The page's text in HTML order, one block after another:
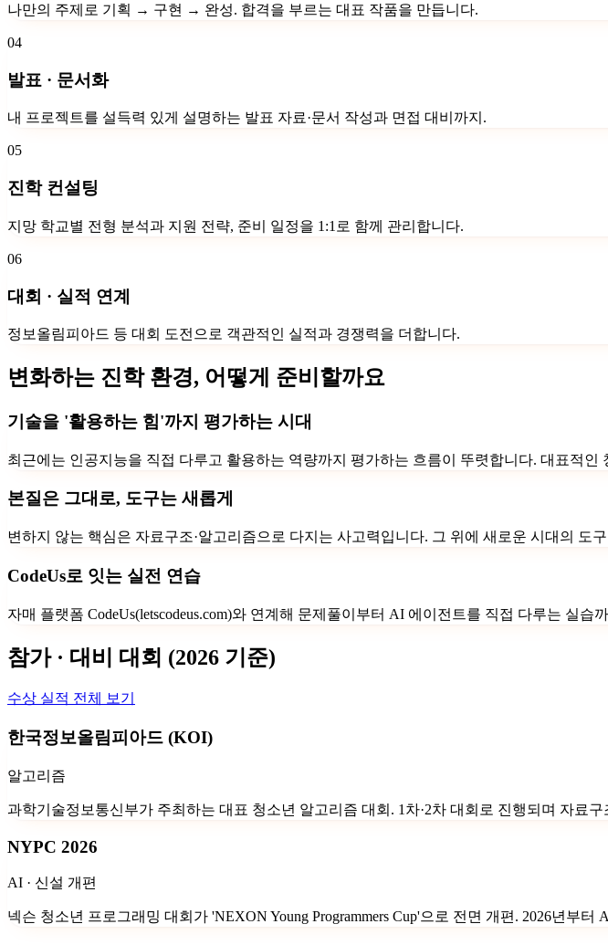
나만의 주제로 기획 → 구현 → 완성. 합격을 부르는 대표 작품을 만듭니다.
04
발표 · 문서화
내 프로젝트를 설득력 있게 설명하는 발표 자료·문서 작성과 면접 대비까지.
05
진학 컨설팅
지망 학교별 전형 분석과 지원 전략, 준비 일정을 1:1로 함께 관리합니다.
06
대회 · 실적 연계
정보올림피아드 등 대회 도전으로 객관적인 실적과 경쟁력을 더합니다.
변화하는 진학 환경, 어떻게 준비할까요
기술을 '활용하는 힘'까지 평가하는 시대
최근에는 인공지능을 직접 다루고 활용하는 역량까지 평가하는 흐름이 뚜렷합니다. 대표적
본질은 그대로, 도구는 새롭게
변하지 않는 핵심은 자료구조·알고리즘으로 다지는 사고력입니다. 그 위에 새로운 시대의
CodeUs로 잇는 실전 연습
자매 플랫폼 CodeUs(letscodeus.com)와 연계해 문제풀이부터 AI 에이전트를 직접 다루는 실
참가 · 대비 대회 (2026 기준)
수상 실적 전체 보기
한국정보올림피아드 (KOI)
알고리즘
과학기술정보통신부가 주최하는 대표 청소년 알고리즘 대회. 1차·2차 대회로 진행되며 자료
NYPC 2026
AI · 신설 개편
넥슨 청소년 프로그래밍 대회가 'NEXON Young Programmers Cup'으로 전면 개편. 2026년부